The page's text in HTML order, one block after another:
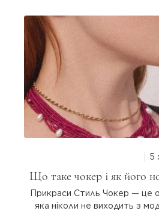
5
Що таке чокер і як його
для дівчат
Прикраси Стиль Чокер — це одна з тих прикрас,
яка ніколи не виходить з